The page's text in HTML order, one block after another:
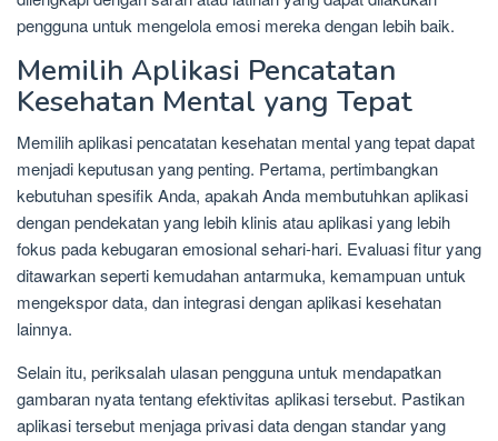
pengguna untuk mengelola emosi mereka dengan lebih baik.
Memilih Aplikasi Pencatatan
Kesehatan Mental yang Tepat
Memilih aplikasi pencatatan kesehatan mental yang tepat dapat
menjadi keputusan yang penting. Pertama, pertimbangkan
kebutuhan spesifik Anda, apakah Anda membutuhkan aplikasi
dengan pendekatan yang lebih klinis atau aplikasi yang lebih
fokus pada kebugaran emosional sehari-hari. Evaluasi fitur yang
ditawarkan seperti kemudahan antarmuka, kemampuan untuk
mengekspor data, dan integrasi dengan aplikasi kesehatan
lainnya.
Selain itu, periksalah ulasan pengguna untuk mendapatkan
gambaran nyata tentang efektivitas aplikasi tersebut. Pastikan
aplikasi tersebut menjaga privasi data dengan standar yang